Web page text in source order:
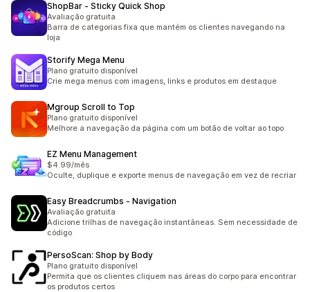
ShopBar ‑ Sticky Quick Shop
Avaliação gratuita
Barra de categorias fixa que mantém os clientes navegando na
loja
Storify Mega Menu
Plano gratuito disponível
Crie mega menus com imagens, links e produtos em destaque
Mgroup Scroll to Top
Plano gratuito disponível
Melhore a navegação da página com um botão de voltar ao topo
EZ Menu Management
$4.99/mês
Oculte, duplique e exporte menus de navegação em vez de recriar
Easy Breadcrumbs ‑ Navigation
Avaliação gratuita
Adicione trilhas de navegação instantâneas. Sem necessidade de
código
PersoScan: Shop by Body
Plano gratuito disponível
Permita que os clientes cliquem nas áreas do corpo para encontrar
os produtos certos